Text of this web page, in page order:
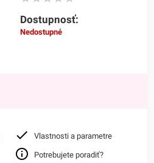
Dostupnosť:
Nedostupné
Vlastnosti a parametre
Potrebujete poradiť?